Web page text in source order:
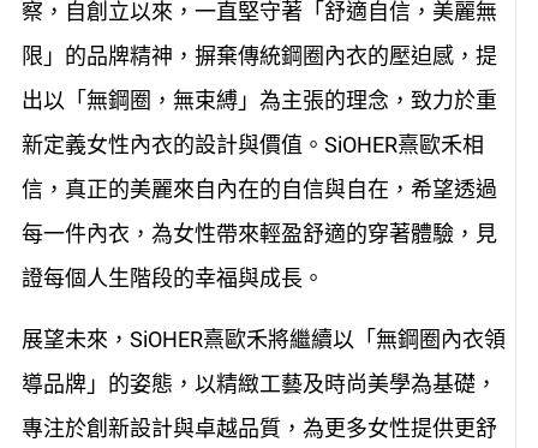
察，自創立以來，一直堅守著「舒適自信，美麗無
限」的品牌精神，摒棄傳統鋼圈內衣的壓迫感，提
出以「無鋼圈，無束縛」為主張的理念，致力於重
新定義女性內衣的設計與價值。SiOHER熹歐禾相
信，真正的美麗來自內在的自信與自在，希望透過
每一件內衣，為女性帶來輕盈舒適的穿著體驗，見
證每個人生階段的幸福與成長。
展望未來，SiOHER熹歐禾將繼續以「無鋼圈內衣領
導品牌」的姿態，以精緻工藝及時尚美學為基礎，
專注於創新設計與卓越品質，為更多女性提供更舒